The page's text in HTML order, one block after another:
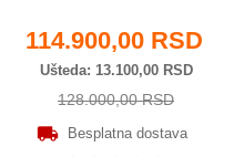
114.900,00 RSD
Ušteda 13.100,00 RSD
128.000,00 RSD
Besplatna dostava